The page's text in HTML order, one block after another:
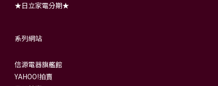
★日立家電分期★
系列網站
信源電器旗艦館
YAHOO!拍賣